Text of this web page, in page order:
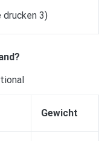
drucken 3)
Gewicht